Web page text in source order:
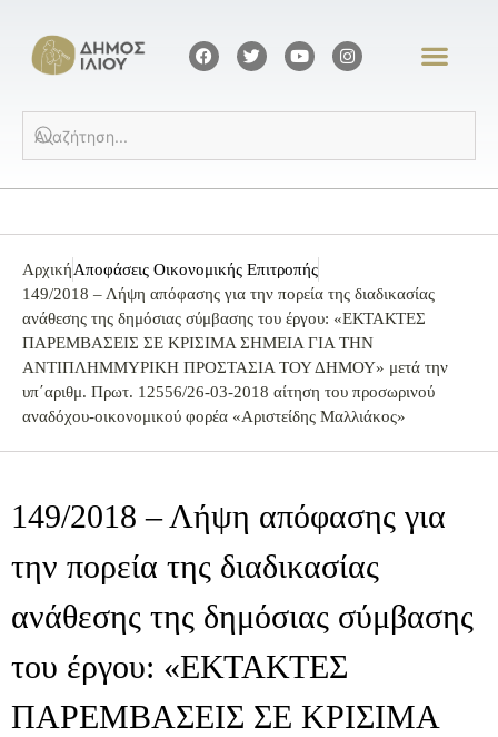
ΑρχικήΑποφάσεις Οικονομικής Επιτροπής
149/2018 – Λήψη απόφασης για την πορεία της διαδικασίας
ανάθεσης της δημόσιας σύμβασης του έργου: «ΕΚΤΑΚΤΕΣ
ΠΑΡΕΜΒΑΣΕΙΣ ΣΕ ΚΡΙΣΙΜΑ ΣΗΜΕΙΑ ΓΙΑ ΤΗΝ
ΑΝΤΙΠΛΗΜΜΥΡΙΚΗ ΠΡΟΣΤΑΣΙΑ ΤΟΥ ΔΗΜΟΥ» μετά την
υπ΄αριθμ. Πρωτ. 12556/26-03-2018 αίτηση του προσωρινού
αναδόχου-οικονομικού φορέα «Αριστείδης Μαλλιάκος»
149/2018 – Λήψη απόφασης για
την πορεία της διαδικασίας
ανάθεσης της δημόσιας σύμβασης
του έργου: «ΕΚΤΑΚΤΕΣ
ΠΑΡΕΜΒΑΣΕΙΣ ΣΕ ΚΡΙΣΙΜΑ